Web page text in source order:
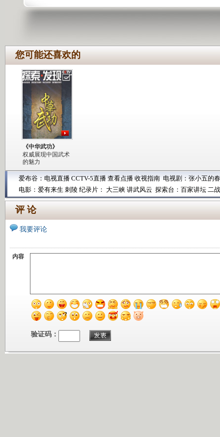
您可能还喜欢的
《中华武功》
权威展现中国武术
的魅力
爱布谷： 电视直播 CCTV-5直播 查看点播 收视指南 电视剧： 张小五的
电影： 爱有来生 刺陵 纪录片： 大三峡 讲武风云 探索台： 百家讲坛 二
评 论
我要评论
内容
验证码：